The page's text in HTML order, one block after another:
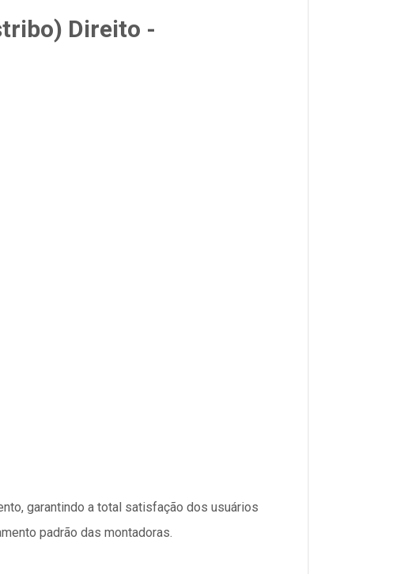
Direito -
garantindo a total satisfação dos usuários
padrão das montadoras.